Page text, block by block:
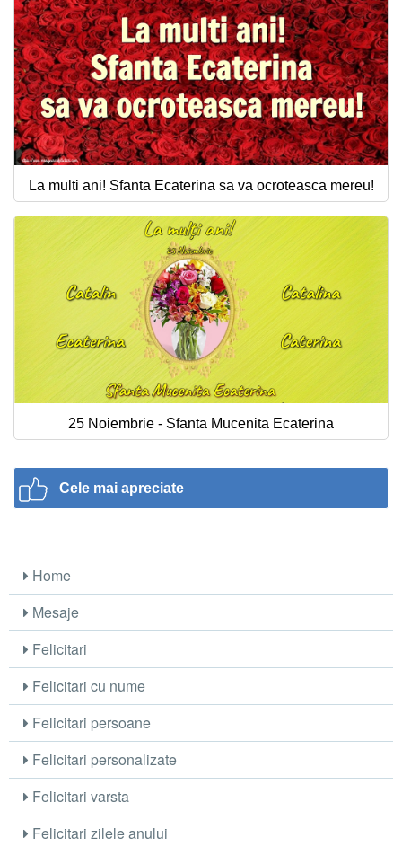
La multi ani! Sfanta Ecaterina sa va ocroteasca mereu!
25 Noiembrie - Sfanta Mucenita Ecaterina
Cele mai apreciate
Home
Mesaje
Felicitari
Felicitari cu nume
Felicitari persoane
Felicitari personalizate
Felicitari varsta
Felicitari zilele anului